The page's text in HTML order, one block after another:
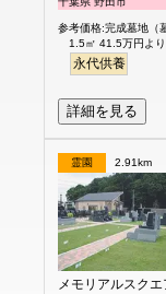
参考価格:完成墓地（
1.5㎡ 41.5万円より
永代供養
詳細を見る
霊園 2.91km
メモリアルスクエ